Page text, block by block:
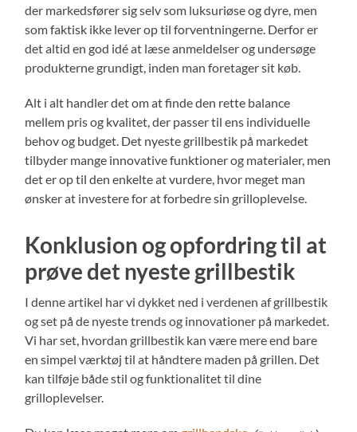
der markedsfører sig selv som luksuriøse og dyre, men
som faktisk ikke lever op til forventningerne. Derfor er
det altid en god idé at læse anmeldelser og undersøge
produkterne grundigt, inden man foretager sit køb.
Alt i alt handler det om at finde den rette balance
mellem pris og kvalitet, der passer til ens individuelle
behov og budget. Det nyeste grillbestik på markedet
tilbyder mange innovative funktioner og materialer, men
det er op til den enkelte at vurdere, hvor meget man
ønsker at investere for at forbedre sin grilloplevelse.
Konklusion og opfordring til at
prøve det nyeste grillbestik
I denne artikel har vi dykket ned i verdenen af grillbestik
og set på de nyeste trends og innovationer på markedet.
Vi har set, hvordan grillbestik kan være mere end bare
en simpel værktøj til at håndtere maden på grillen. Det
kan tilføje både stil og funktionalitet til dine
grilloplevelser.